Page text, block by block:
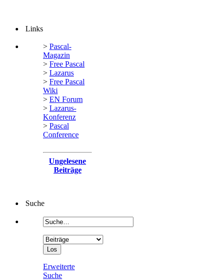
Links
> Pascal-
Magazin
> Free Pascal
> Lazarus
> Free Pascal
Wiki
> EN Forum
> Lazarus-
Konferenz
> Pascal
Conference
Ungelesene
Beiträge
Suche
Erweiterte
Suche